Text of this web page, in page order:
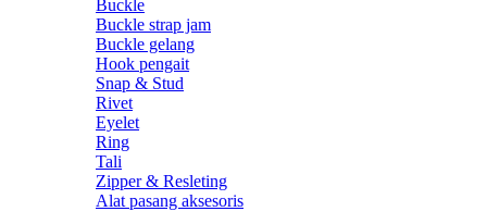
Buckle
Buckle strap jam
Buckle gelang
Hook pengait
Snap & Stud
Rivet
Eyelet
Ring
Tali
Zipper & Resleting
Alat pasang aksesoris